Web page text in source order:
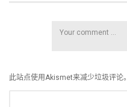
此站点使用Akismet来减少垃圾评论。